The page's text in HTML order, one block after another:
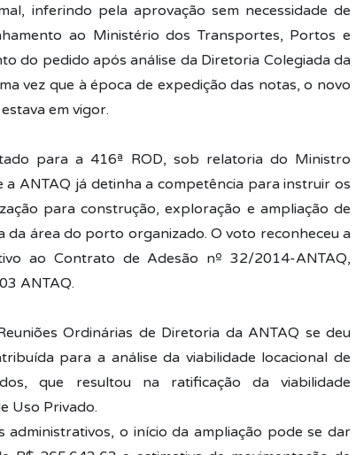
inferindo pela aprovação sem necessidade de
ao Ministério dos Transportes, Portos e
do pedido após análise da Diretoria Colegiada da
vez que à época de expedição das notas, o novo
em vigor.
para a 416ª ROD, sob relatoria do Ministro
ANTAQ já detinha a competência para instruir os
para construção, exploração e ampliação de
da área do porto organizado. O voto reconheceu a
ao Contrato de Adesão nº 32/2014-ANTAQ,
ANTAQ.
Ordinárias de Diretoria da ANTAQ se deu
para a análise da viabilidade locacional de
que resultou na ratificação da viabilidade
Uso Privado.
administrativos, o início da ampliação pode se dar